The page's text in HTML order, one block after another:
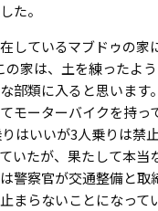
た。
しているマブドゥの
の家は、土を練ったよ
部類に入ると思います
モーターバイクを持っ
はいいが3人乗りは禁
いたが、果たして本当
警察官が交通整備と
止まらないことになっ